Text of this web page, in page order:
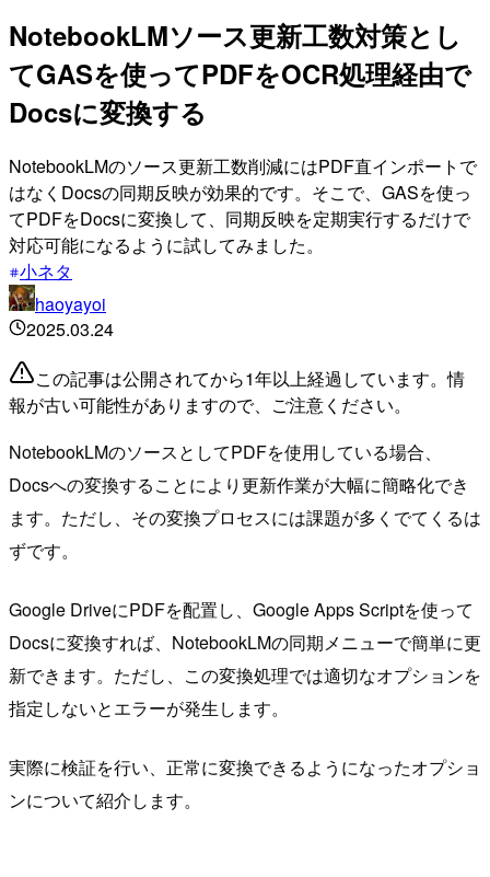
NotebookLMソース更新工数対策とし
てGASを使ってPDFをOCR処理経由で
Docsに変換する
NotebookLMのソース更新工数削減にはPDF直インポートで
はなくDocsの同期反映が効果的です。そこで、GASを使っ
てPDFをDocsに変換して、同期反映を定期実行するだけで
対応可能になるように試してみました。
小ネタ
haoyayoi
2025.03.24
この記事は公開されてから1年以上経過しています。情
報が古い可能性がありますので、ご注意ください。
NotebookLMのソースとしてPDFを使用している場合、
Docsへの変換することにより更新作業が大幅に簡略化でき
ます。ただし、その変換プロセスには課題が多くでてくるは
ずです。
Google DriveにPDFを配置し、Google Apps Scriptを使って
Docsに変換すれば、NotebookLMの同期メニューで簡単に更
新できます。ただし、この変換処理では適切なオプションを
指定しないとエラーが発生します。
実際に検証を行い、正常に変換できるようになったオプショ
ンについて紹介します。